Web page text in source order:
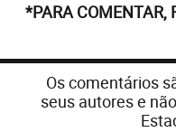
*PARA COMENTAR,
Os comentários
seus autores e